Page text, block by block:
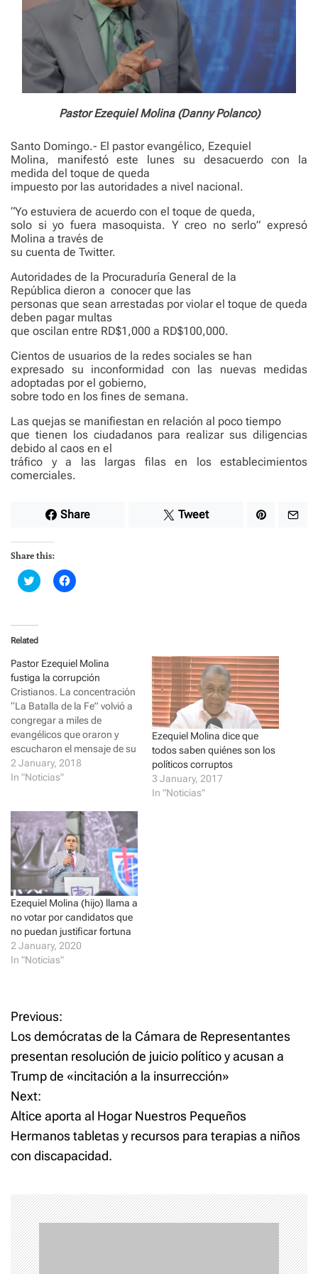
Pastor Ezequiel Molina (Danny Polanco)
Santo Domingo.- El pastor evangélico, Ezequiel
Molina, manifestó este lunes su desacuerdo con la
medida del toque de queda
impuesto por las autoridades a nivel nacional.
“Yo estuviera de acuerdo con el toque de queda,
solo si yo fuera masoquista. Y creo no serlo” expresó
Molina a través de
su cuenta de Twitter.
Autoridades de la Procuraduría General de la
República dieron a conocer que las
personas que sean arrestadas por violar el toque de queda
deben pagar multas
que oscilan entre RD$1,000 a RD$100,000.
Cientos de usuarios de la redes sociales se han
expresado su inconformidad con las nuevas medidas
adoptadas por el gobierno,
sobre todo en los fines de semana.
Las quejas se manifiestan en relación al poco tiempo
que tienen los ciudadanos para realizar sus diligencias
debido al caos en el
tráfico y a las largas filas en los establecimientos
comerciales.
Share Tweet
Share this:
C
l
t
o
s
a
r
e
o
n
T
w
i
t
t
e
r
(
O
n
s
i
n
n
e
w
w
n
d
o
w
)
C
l
a
r
e
o
n
F
a
c
e
b
o
o
e
n
s
i
n
n
e
w
w
i
n
o
w
)
Related
Pastor Ezequiel Molina
fustiga la corrupción
Cristianos. La concentración
“La Batalla de la Fe” volvió a
congregar a miles de
evangélicos que oraron y
escucharon el mensaje de su
líder, el pastor Ezequiel
Molina. Adriana Peguero
Rosario manifestó ayer que
no es posible eliminar “el
maldito” flagelo de la…
2 January, 2018
In "Noticias"
Ezequiel Molina dice que
todos saben quiénes son los
políticos corruptos
3 January, 2017
In "Noticias"
Ezequiel Molina (hijo) llama a
no votar por candidatos que
no puedan justificar fortuna
2 January, 2020
In "Noticias"
P
o
s
t
n
v
i
g
Previous:
Los demócratas de la Cámara de Representantes
presentan resolución de juicio político y acusan a
Trump de «incitación a la insurrección»
Next:
Altice aporta al Hogar Nuestros Pequeños
Hermanos tabletas y recursos para terapias a niños
con discapacidad.